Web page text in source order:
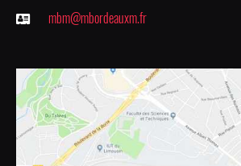
mbm@mbordeauxm.fr